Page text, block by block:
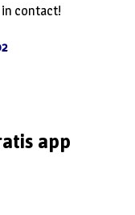
in contact!
app